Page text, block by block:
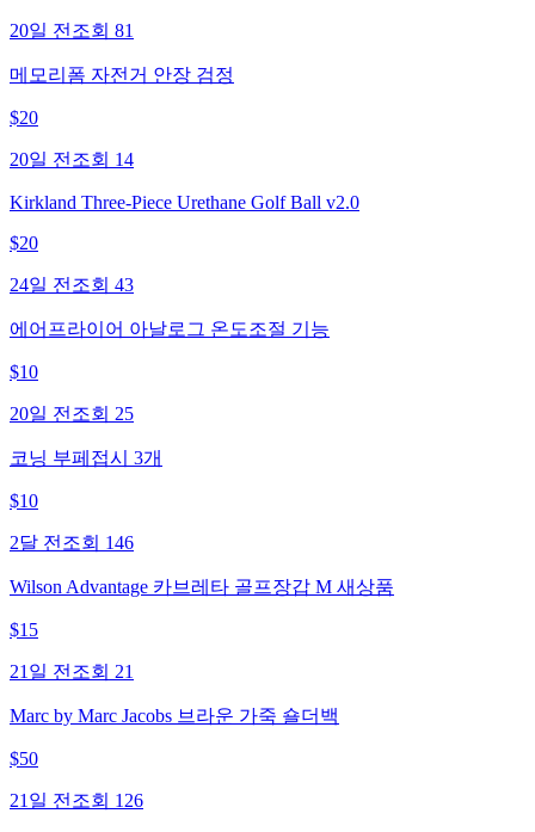
20일 전 조회 81
메모리폼 자전거 안장 검정
$20
20일 전 조회 14
Kirkland Three-Piece Urethane Golf Ball v2.0
$20
24일 전 조회 43
에어프라이어 아날로그 온도조절 기능
$10
20일 전 조회 25
코닝 부페접시 3개
$10
2달 전 조회 146
Wilson Advantage 카브레타 골프장갑 M 새상품
$15
21일 전 조회 21
Marc by Marc Jacobs 브라운 가죽 숄더백
$50
21일 전 조회 126